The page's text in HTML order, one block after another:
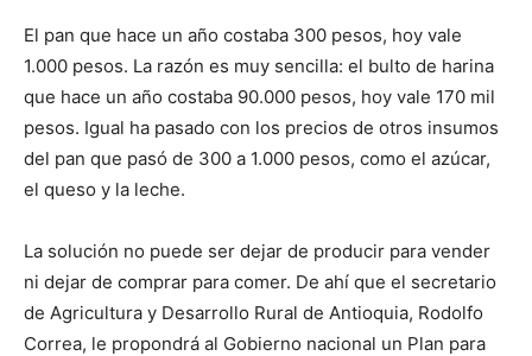
El pan que hace un año costaba 300 pesos, hoy vale
1.000 pesos. La razón es muy sencilla: el bulto de harina
que hace un año costaba 90.000 pesos, hoy vale 170 mil
pesos. Igual ha pasado con los precios de otros insumos
del pan que pasó de 300 a 1.000 pesos, como el azúcar,
el queso y la leche.
La solución no puede ser dejar de producir para vender
ni dejar de comprar para comer. De ahí que el secretario
de Agricultura y Desarrollo Rural de Antioquia, Rodolfo
Correa, le propondrá al Gobierno nacional un Plan para